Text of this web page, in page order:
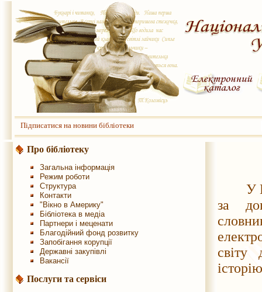
Підписатися на новини бібліотеки
Про бібліотеку
Загальна інформація
Режим роботи
Структура
Контакти
"Вікно в Америку"
Бібліотека в медіа
Партнери і меценати
Благодійний фонд розвитку
Запобігання корупції
Державні закупівлі
Вакансії
Послуги та сервіси
У
за
світу